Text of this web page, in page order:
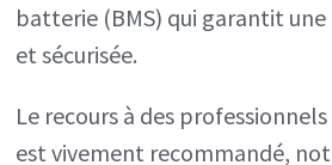
batterie (BMS) qui garantit
et sécurisée.
Le recours à des
est vivement recommandé,